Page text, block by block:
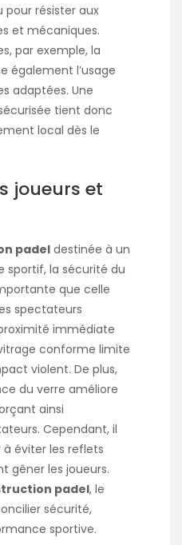
résister aux
et mécaniques.
par exemple, la
également l’usage
adaptées. Une
tient donc
local dès le
joueurs et
padel destinée à un
sportif, la sécurité du
que celle
spectateurs
immédiate
conforme limite
violent. De plus,
du verre améliore
ainsi
Cependant, il
éviter les reflets
gêner les joueurs.
padel, le
sécurité,
sportive.